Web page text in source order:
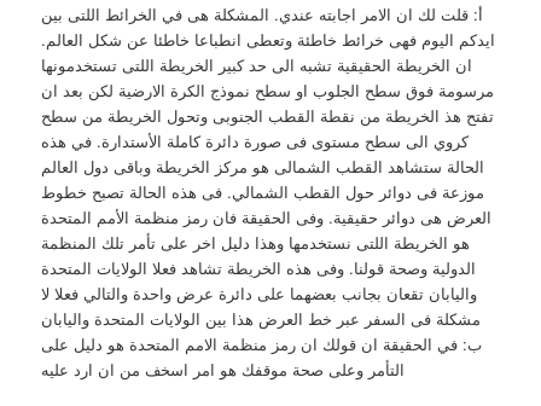
أ: قلت لك ان الامر اجابته عندي. المشكلة هى في الخرائط اللتى بين
ايدكم اليوم فهى خرائط خاطئة وتعطى انطباعا خاطئا عن شكل العالم.
ان الخريطة الحقيقية تشبه الى حد كبير الخريطة اللتى تستخدمونها
مرسومة فوق سطح الجلوب او سطح نموذج الكرة الارضية لكن بعد ان
تفتح هذ الخريطة من نقطة القطب الجنوبى وتحول الخريطة من سطح
كروي الى سطح مستوى فى صورة دائرة كاملة الأستدارة. في هذه
الحالة ستشاهد القطب الشمالى هو مركز الخريطة وباقى دول العالم
موزعة فى دوائر حول القطب الشمالي. فى هذه الحالة تصبح خطوط
العرض هى دوائر حقيقية. وفى الحقيقة فان رمز منظمة الأمم المتحدة
هو الخريطة اللتى نستخدمها وهذا دليل اخر على تأمر تلك المنظمة
الدولية وصحة قولنا. وفى هذه الخريطة تشاهد فعلا الولايات المتحدة
واليابان تقعان بجانب بعضهما على دائرة عرض واحدة والتالي فعلا لا
مشكلة فى السفر عبر خط العرض هذا بين الولايات المتحدة واليابان
ب: في الحقيقة ان قولك ان رمز منظمة الامم المتحدة هو دليل على
التأمر وعلى صحة موقفك هو امر اسخف من ان ارد عليه